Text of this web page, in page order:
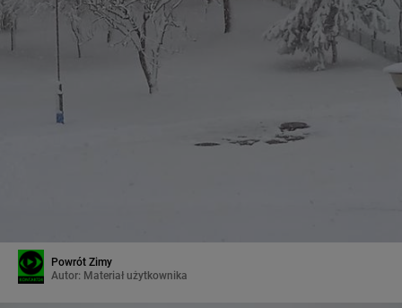
Powrót Zimy
Autor: Materiał użytkownika